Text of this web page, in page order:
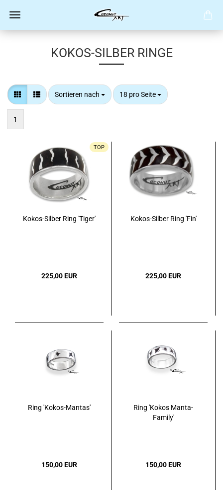
KOKOS-SILBER RINGE
Sortieren nach
Sortieren nach 18 pro Seite
pro Seite
1
TOP
Kokos-Silber Ring 'Tiger'
225,00 EUR
Kokos-Silber Ring 'Fin'
225,00 EUR
Ring 'Kokos-Mantas'
150,00 EUR
Ring 'Kokos Manta-
Family'
150,00 EUR